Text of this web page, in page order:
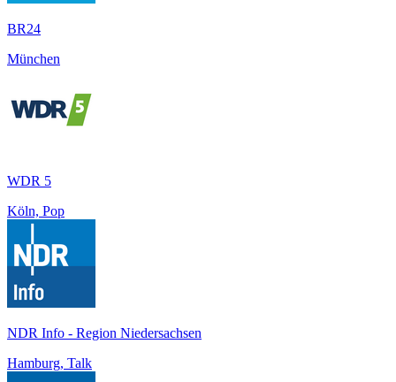
BR24
München
WDR 5
Köln, Pop
NDR Info - Region Niedersachsen
Hamburg, Talk